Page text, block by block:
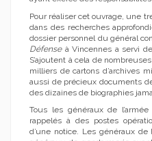
Pour réaliser cet ouvrage, une
dans des recherches
dossier personnel du général
Défenseà Vincennes a servi
S’ajoutent à cela de
milliers de cartons d’archives
aussi de précieux documents
des dizaines de biographies
Tous les généraux de
rappelés à des postes
d’une notice. Les généraux